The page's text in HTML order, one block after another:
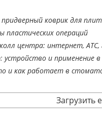
коврик для
пластических операций
центра: интернет,
и применение
и как работает в
Загрузить